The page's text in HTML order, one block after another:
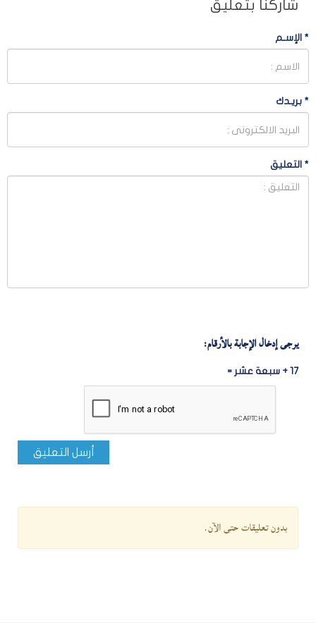
شاركنا بتعليق
* الإسـم
* بريـدك
* التعليق
يرجى إدخال الإجابة بالأرقام:
17 + سبعة عشر =
أرسل التعليق
بدون تعليقات حتى الآن.